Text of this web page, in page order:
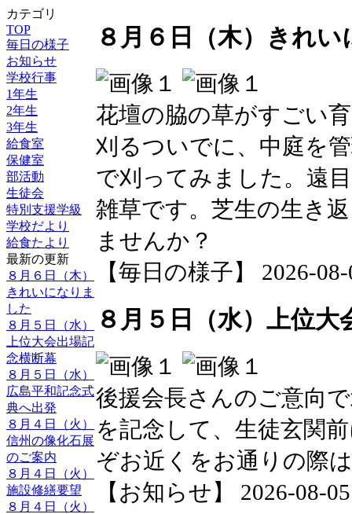
カテゴリ
TOP
毎日の様子
お知らせ
学校行事
1年生
2年生
3年生
給食室
保健室
部活動
生徒会
特別支援学級
学校だより
給食たより
最新の更新
８月６日（木）
きれいになりま
した
８月５日（水）
上位大会出場記
念横断幕
８月５日（水）
広島平和記念式
典へ出発
８月４日（火）
信州の像化石展
のご案内
８月４日（火）
施設修繕要望
８月４日（火）
８月６日（木）きれ
花壇の脇の草がすごい
刈るついでに、中庭を
で刈ってみました。遠
雑草です。芝生の生き
ませんか？
【毎日の様子】 2026-
８月５日（水）上位大
後援会長さんのご意向
を記念して、生徒玄関
ぞお近くをお通りの際
【お知らせ】 2026-08-